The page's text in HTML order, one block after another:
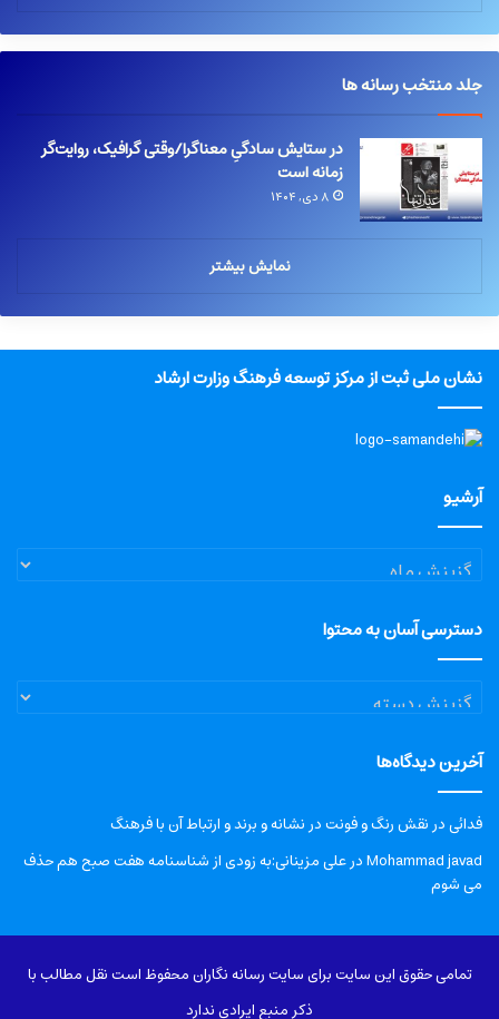
جلد منتخب رسانه ها
در ستایش سادگیِ معناگرا/وقتی گرافیک، روایت‌گر
زمانه است
۸ دی, ۱۴۰۴
نمایش بیشتر
نشان ملی ثبت از مرکز توسعه فرهنگ وزارت ارشاد
آرشیو
آرشیو
دسترسی آسان به محتوا
دسترسی
آسان
محتوا
آخرین دیدگاه‌ها
فدائیدرنقش رنگ و فونت در نشانه و برند و ارتباط آن با فرهنگ
Mohammad javadدرعلی مزینانی:به زودی از شناسنامه هفت صبح هم حذف
می شوم
تمامی حقوق این سایت برای سایت رسانه نگاران محفوظ است نقل مطالب با
ذکر منبع ایرادی ندارد